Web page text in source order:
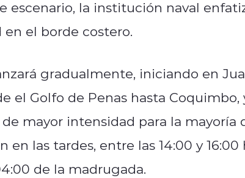
escenario, la institución naval
en el borde costero.
gradualmente, iniciando en
el Golfo de Penas hasta
de mayor intensidad para la mayoría
en las tardes, entre las 14:00 y
de la madrugada.